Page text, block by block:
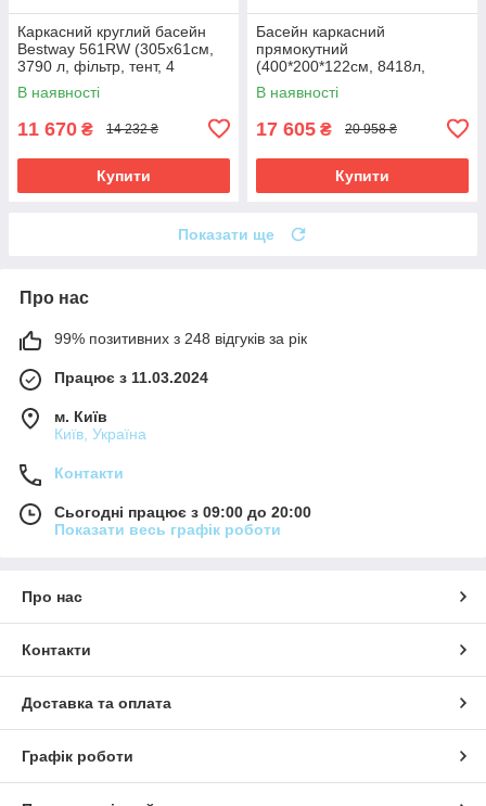
Каркасний круглий басейн
Bestway 561RW (305х61см,
3790 л, фільтр, тент, 4
підсклянники) Сірий
В наявності
11 670 ₴ 14 232 ₴
Купити
Басейн каркасний
прямокутний
(400*200*122см, 8418л,
фільтр, сходи) Intex 26790
Сірий Акція до 09.08
В наявності
17 605 ₴ 20 958 ₴
Купити
Показати ще
Про нас
99% позитивних з 248 відгуків за рік
Працює з 11.03.2024
м. Київ
Київ, Україна
Контакти
Сьогодні працює з 09:00 до 20:00
Показати весь графік роботи
Про нас
Контакти
Доставка та оплата
Графік роботи